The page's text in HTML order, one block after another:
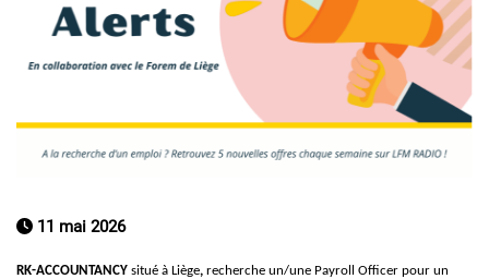
11 mai 2026
RK-ACCOUNTANCY situé à Liège, recherche un/une Payroll Officer pour un